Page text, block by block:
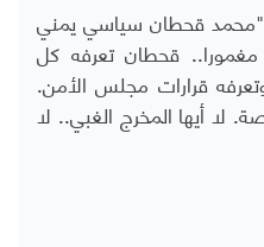
قحطان سياسي يمني
قحطان تعرفه كل
قرارات مجلس الأمن.
لا أيها المخرج الغبي.. لا